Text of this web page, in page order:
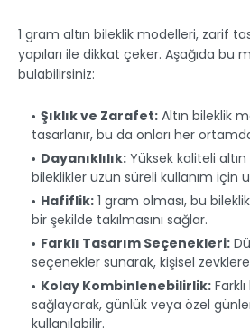
1 gram altın bileklik modelleri, zarif
yapıları ile dikkat çeker. Aşağıda bu
bulabilirsiniz:
Şıklık ve Zarafet: Altın bileklik
tasarlanır, bu da onları her ortamda
Dayanıklılık: Yüksek kaliteli altın
bileklikler uzun süreli kullanım için
Hafiflik: 1 gram olması, bu
bir şekilde takılmasını sağlar.
Farklı Tasarım Seçenekleri:
seçenekler sunarak, kişisel
Kolay Kombinlenebilirlik:
sağlayarak, günlük veya özel
kullanılabilir.